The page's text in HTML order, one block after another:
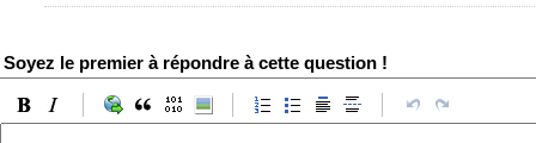
Soyez le premier à répondre à cette question !